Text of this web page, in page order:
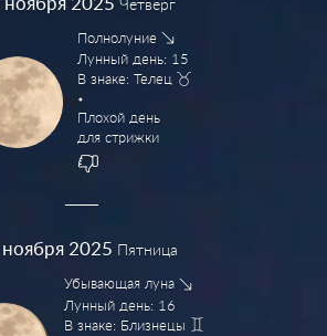
Четверг
Полнолуние
Лунный день: 15
В знаке: Телец
Плохой день
для стрижки
ноября 2025 Пятница
Убывающая луна
Лунный день: 16
В знаке: Близнецы